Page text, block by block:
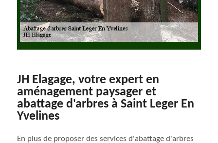
JH Elagage, votre expert en
aménagement paysager et
abattage d'arbres à Saint Leger En
Yvelines
En plus de proposer des services d'abattage d'arbres